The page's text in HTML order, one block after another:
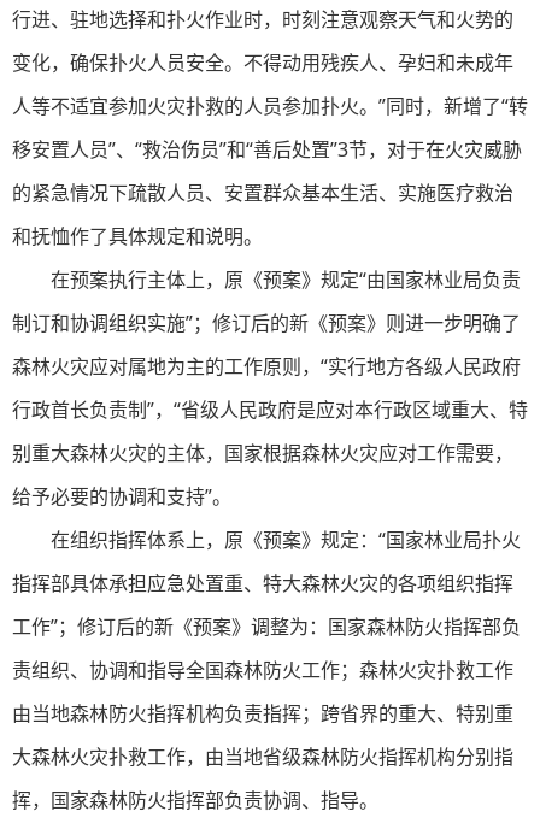
行进、驻地选择和扑火作业时，时刻注意观察天气和火势的
变化，确保扑火人员安全。不得动用残疾人、孕妇和未成年
人等不适宜参加火灾扑救的人员参加扑火。”同时，新增了“转
移安置人员”、“救治伤员”和“善后处置”3节，对于在火灾威胁
的紧急情况下疏散人员、安置群众基本生活、实施医疗救治
和抚恤作了具体规定和说明。
在预案执行主体上，原《预案》规定“由国家林业局负责
制订和协调组织实施”；修订后的新《预案》则进一步明确了
森林火灾应对属地为主的工作原则，“实行地方各级人民政府
行政首长负责制”，“省级人民政府是应对本行政区域重大、特
别重大森林火灾的主体，国家根据森林火灾应对工作需要，
给予必要的协调和支持”。
在组织指挥体系上，原《预案》规定：“国家林业局扑火
指挥部具体承担应急处置重、特大森林火灾的各项组织指挥
工作”；修订后的新《预案》调整为：国家森林防火指挥部负
责组织、协调和指导全国森林防火工作；森林火灾扑救工作
由当地森林防火指挥机构负责指挥；跨省界的重大、特别重
大森林火灾扑救工作，由当地省级森林防火指挥机构分别指
挥，国家森林防火指挥部负责协调、指导。